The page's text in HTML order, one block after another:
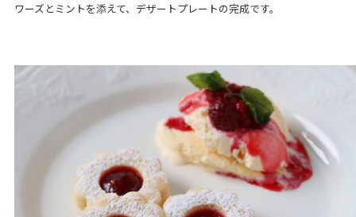
ワーズとミントを添えて、デザートプレートの完成です。